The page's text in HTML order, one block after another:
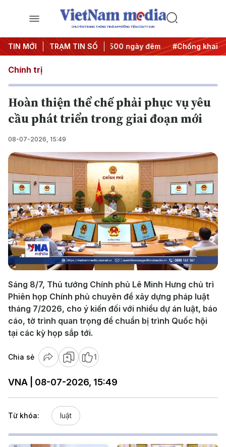
CHUYÊN TRANG THÔNG TIN ĐA PHƯƠNG TIỆN CỦA TTXVN
TIN MỚI TRẠM TIN SỐ
động #Chiến dịch 500 ngày đêm #Chống khai thác IUU
Chính trị
Hoàn thiện thể chế phải phục vụ yêu
cầu phát triển trong giai đoạn mới
08-07-2026, 15:49
Play
Video
Sáng 8/7, Thủ tướng Chính phủ Lê Minh Hưng chủ trì
Phiên họp Chính phủ chuyên đề xây dựng pháp luật
tháng 7/2026, cho ý kiến đối với nhiều dự án luật, báo
cáo, tờ trình quan trọng để chuẩn bị trình Quốc hội
tại các kỳ họp sắp tới.
Chia sẻ 1
VNA | 08-07-2026, 15:49
Từ khóa: luật